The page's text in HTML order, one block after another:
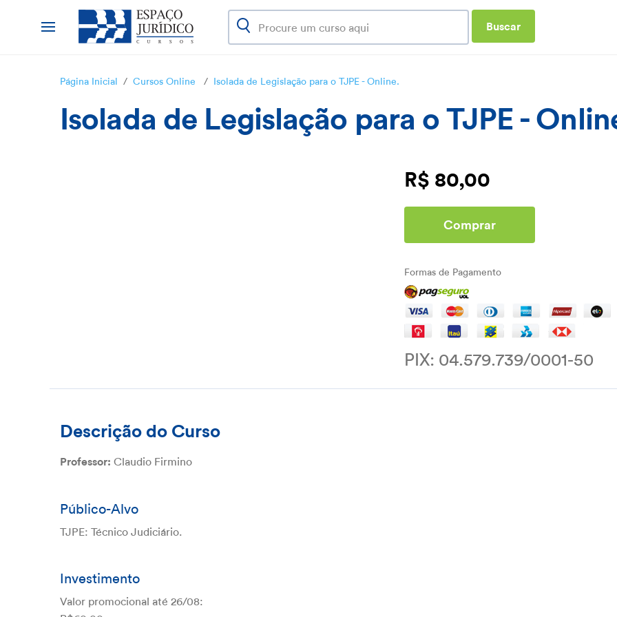
Buscar
Página Inicial / Cursos Online / Isolada de Legislação para o TJPE - Online.
Isolada de Legislação para o TJPE -
R$ 80,00
Comprar
Formas de Pagamento
PIX: 04.579.739/0001-50
Descrição do Curso
Professor: Claudio Firmino
Público-Alvo
TJPE: Técnico Judiciário.
Investimento
Valor promocional até 26/08: